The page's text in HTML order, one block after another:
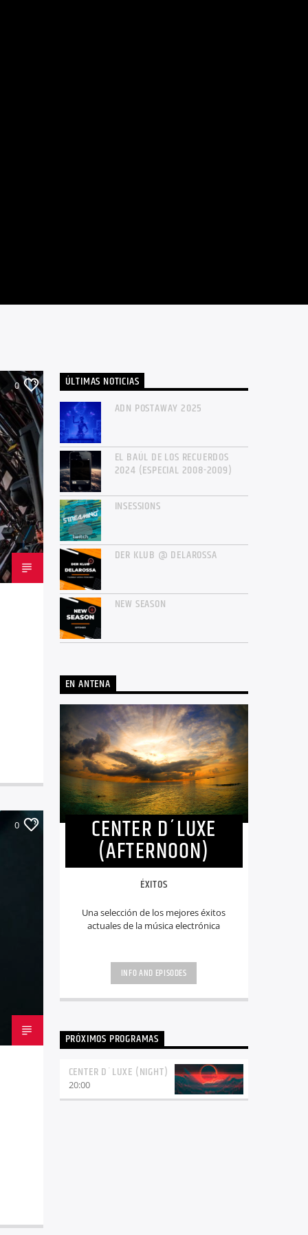
0
0
ÚLTIMAS NOTICIAS
ADN POSTAWAY 2025
EL BAÚL DE LOS RECUERDOS
2024 (ESPECIAL 2008-2009)
INSESSIONS
DER KLUB @ DELAROSSA
NEW SEASON
EN ANTENA
CENTER D´LUXE
(AFTERNOON)
ÉXITOS
Una selección de los mejores éxitos
actuales de la música electrónica
INFO AND EPISODES
PRÓXIMOS PROGRAMAS
CENTER D´LUXE (NIGHT)
20:00